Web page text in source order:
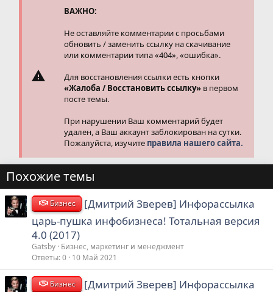
ВАЖНО:
Не оставляйте комментарии с просьбами
обновить / заменить ссылку на скачивание
или комментарии типа «404», «ошибка».
Для восстановления ссылки есть кнопки
«Жалоба / Восстановить ссылку» в первом
посте темы.
При нарушении Ваш комментарий будет
удален, а Ваш аккаунт заблокирован на сутки.
Пожалуйста, изучите правила нашего сайта.
Похожие темы
Бизнес
[Дмитрий Зверев] Инфорассылка
царь-пушка инфобизнеса! Тотальная версия
4.0 (2017)
Gatsby Бизнес, маркетинг и менеджмент
Ответы 0 10 Май 2021
Бизнес
[Дмитрий Зверев] Инфорассылка